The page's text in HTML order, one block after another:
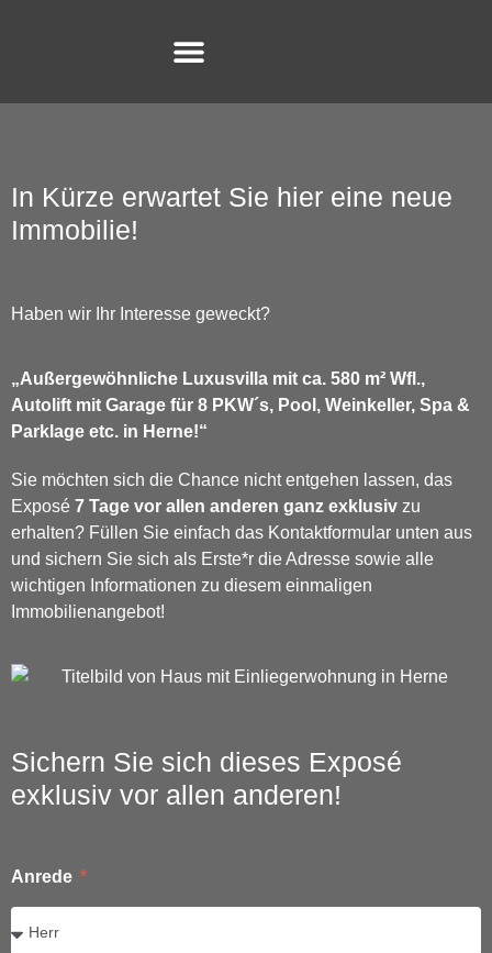
In Kürze erwartet Sie hier eine neue
Immobilie!
Haben wir Ihr Interesse geweckt?
„Außergewöhnliche Luxusvilla mit ca. 580 m² Wfl.,
Autolift mit Garage für 8 PKW´s, Pool, Weinkeller, Spa &
Parklage etc. in Herne!“
Sie möchten sich die Chance nicht entgehen lassen, das
Exposé 7 Tage vor allen anderen ganz exklusiv zu
erhalten? Füllen Sie einfach das Kontaktformular unten aus
und sichern Sie sich als Erste*r die Adresse sowie alle
wichtigen Informationen zu diesem einmaligen
Immobilienangebot!
Sichern Sie sich dieses Exposé
exklusiv vor allen anderen!
Anrede